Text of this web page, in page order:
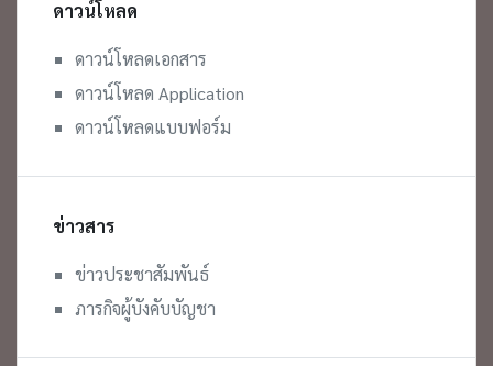
ดาวน์โหลด
ดาวน์โหลดเอกสาร
ดาวน์โหลด Application
ดาวน์โหลดแบบฟอร์ม
ข่าวสาร
ข่าวประชาสัมพันธ์
ภารกิจผู้บังคับบัญชา